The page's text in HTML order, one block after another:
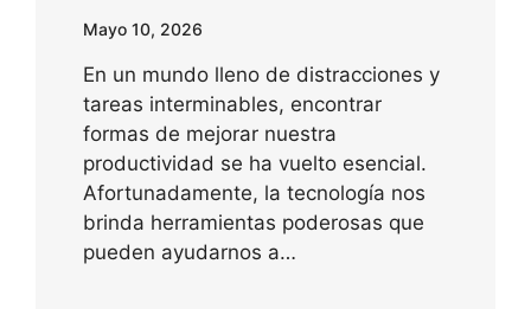
Mayo 10, 2026
En un mundo lleno de distracciones y
tareas interminables, encontrar
formas de mejorar nuestra
productividad se ha vuelto esencial.
Afortunadamente, la tecnología nos
brinda herramientas poderosas que
pueden ayudarnos a…